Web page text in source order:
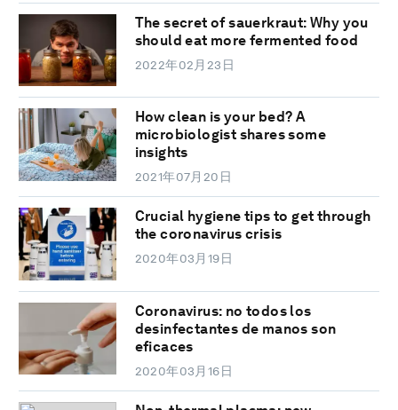
The secret of sauerkraut: Why you
should eat more fermented food
2022年02月23日
How clean is your bed? A
microbiologist shares some
insights
2021年07月20日
Crucial hygiene tips to get through
the coronavirus crisis
2020年03月19日
Coronavirus: no todos los
desinfectantes de manos son
eficaces
2020年03月16日